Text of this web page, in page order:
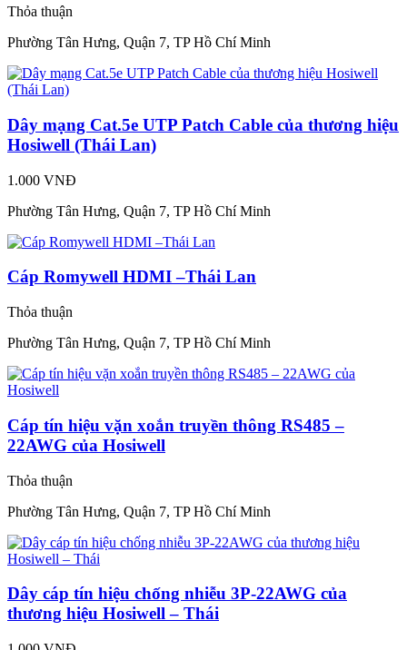
Thỏa thuận
Phường Tân Hưng, Quận 7, TP Hồ Chí Minh
Dây mạng Cat.5e UTP Patch Cable của thương hiệu
Hosiwell (Thái Lan)
1.000 VNĐ
Phường Tân Hưng, Quận 7, TP Hồ Chí Minh
Cáp Romywell HDMI –Thái Lan
Thỏa thuận
Phường Tân Hưng, Quận 7, TP Hồ Chí Minh
Cáp tín hiệu vặn xoắn truyền thông RS485 –
22AWG của Hosiwell
Thỏa thuận
Phường Tân Hưng, Quận 7, TP Hồ Chí Minh
Dây cáp tín hiệu chống nhiễu 3P-22AWG của
thương hiệu Hosiwell – Thái